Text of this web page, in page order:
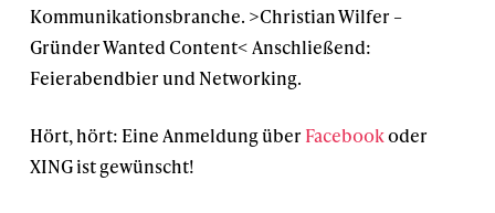
Kommunikationsbranche. >Christian Wilfer –
Gründer Wanted Content< Anschließend:
Feierabendbier und Networking.
Hört, hört: Eine Anmeldung überFacebookoder
XING ist gewünscht!